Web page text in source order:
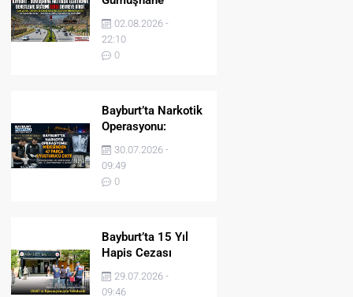
Hattında Elektronik
Denetleme Sistemi
(EDS) Devreye Girdi
02.08.2026 -
22:10
0
Bayburt’ta Narkotik
Operasyonu:
Midesinden 47
Parça Uyuşturucu
Çıktı!
30.07.2026 -
09:49
0
Bayburt’ta 15 Yıl
Hapis Cezası
Bulunan Şahıs
JASAT’ın
29.07.2026 -
09:46